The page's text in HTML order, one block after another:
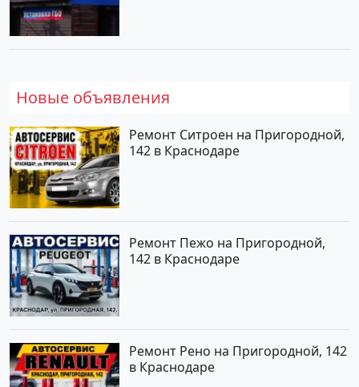
Новые объявления
Ремонт Ситроен на Пригородной,
142 в Краснодаре
Ремонт Пежо на Пригородной,
142 в Краснодаре
Ремонт Рено на Пригородной, 142
в Краснодаре